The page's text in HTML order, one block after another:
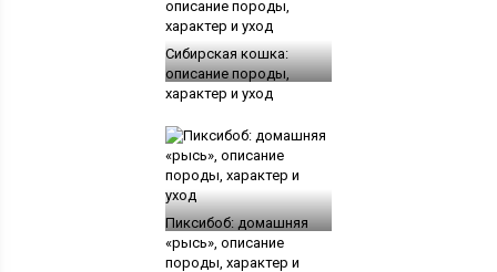
Сибирская кошка:
описание породы,
характер и уход
Пиксибоб: домашняя
«рысь», описание
породы, характер и